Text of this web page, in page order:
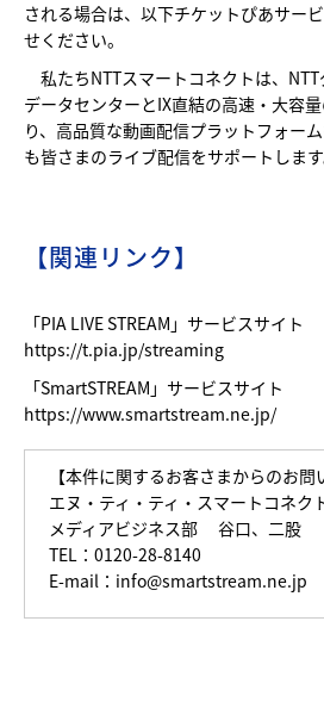
される場合は、以下チケットぴあサー
せください。
私たちNTTスマートコネクトは、
データセンターとIX直結の高速・大容
り、高品質な動画配信プラットフォー
も皆さまのライブ配信をサポートします
【関連リンク】
「PIA LIVE STREAM」サービスサイト
https://t.pia.jp/streaming
「SmartSTREAM」サービスサイト
https://www.smartstream.ne.jp/
【本件に関するお客さまからのお問
エヌ・ティ・ティ・スマートコネク
メディアビジネス部 谷口、二股
TEL：0120-28-8140
E-mail：info@smartstream.ne.jp